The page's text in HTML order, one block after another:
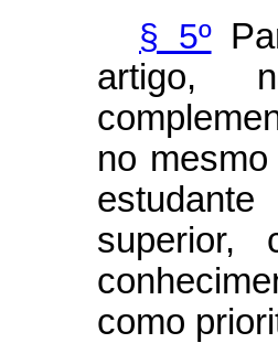
§ 5º
artigo,
no
como